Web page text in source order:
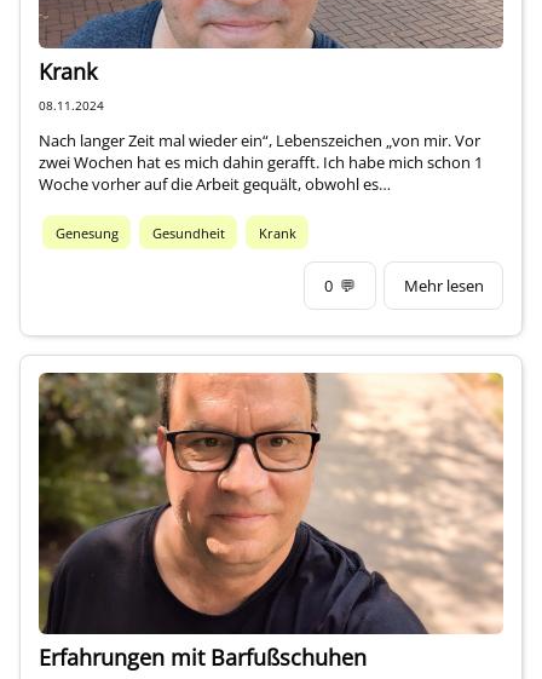
Krank
08.11.2024
Nach langer Zeit mal wieder ein“, Lebenszeichen „von mir. Vor
zwei Wochen hat es mich dahin gerafft. Ich habe mich schon 1
Woche vorher auf die Arbeit gequält, obwohl es…
Genesung Gesundheit Krank
0 💬 Mehr lesen
Erfahrungen mit Barfußschuhen